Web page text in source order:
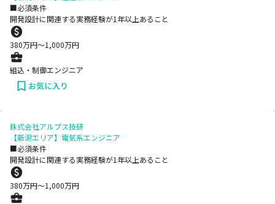
■必須条件
開発設計に関連する実務経験が1年以上あること
380万円〜1,000万円
組込・制御エンジニア
お気に入り
株式会社アルプス技研
【新潟エリア】電気系エンジニア
■必須条件
開発設計に関連する実務経験が1年以上あること
380万円〜1,000万円